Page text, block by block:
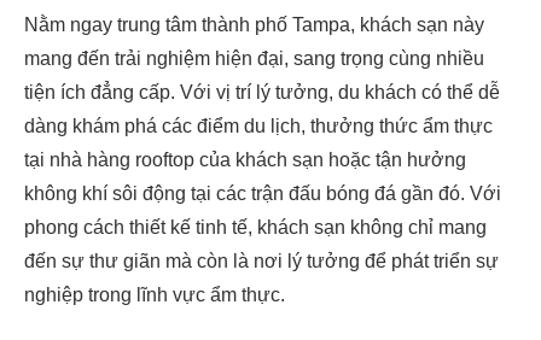
Nằm ngay trung tâm thành phố Tampa, khách sạn này
mang đến trải nghiệm hiện đại, sang trọng cùng nhiều
tiện ích đẳng cấp. Với vị trí lý tưởng, du khách có thể dễ
dàng khám phá các điểm du lịch, thưởng thức ẩm thực
tại nhà hàng rooftop của khách sạn hoặc tận hưởng
không khí sôi động tại các trận đấu bóng đá gần đó. Với
phong cách thiết kế tinh tế, khách sạn không chỉ mang
đến sự thư giãn mà còn là nơi lý tưởng để phát triển sự
nghiệp trong lĩnh vực ẩm thực.